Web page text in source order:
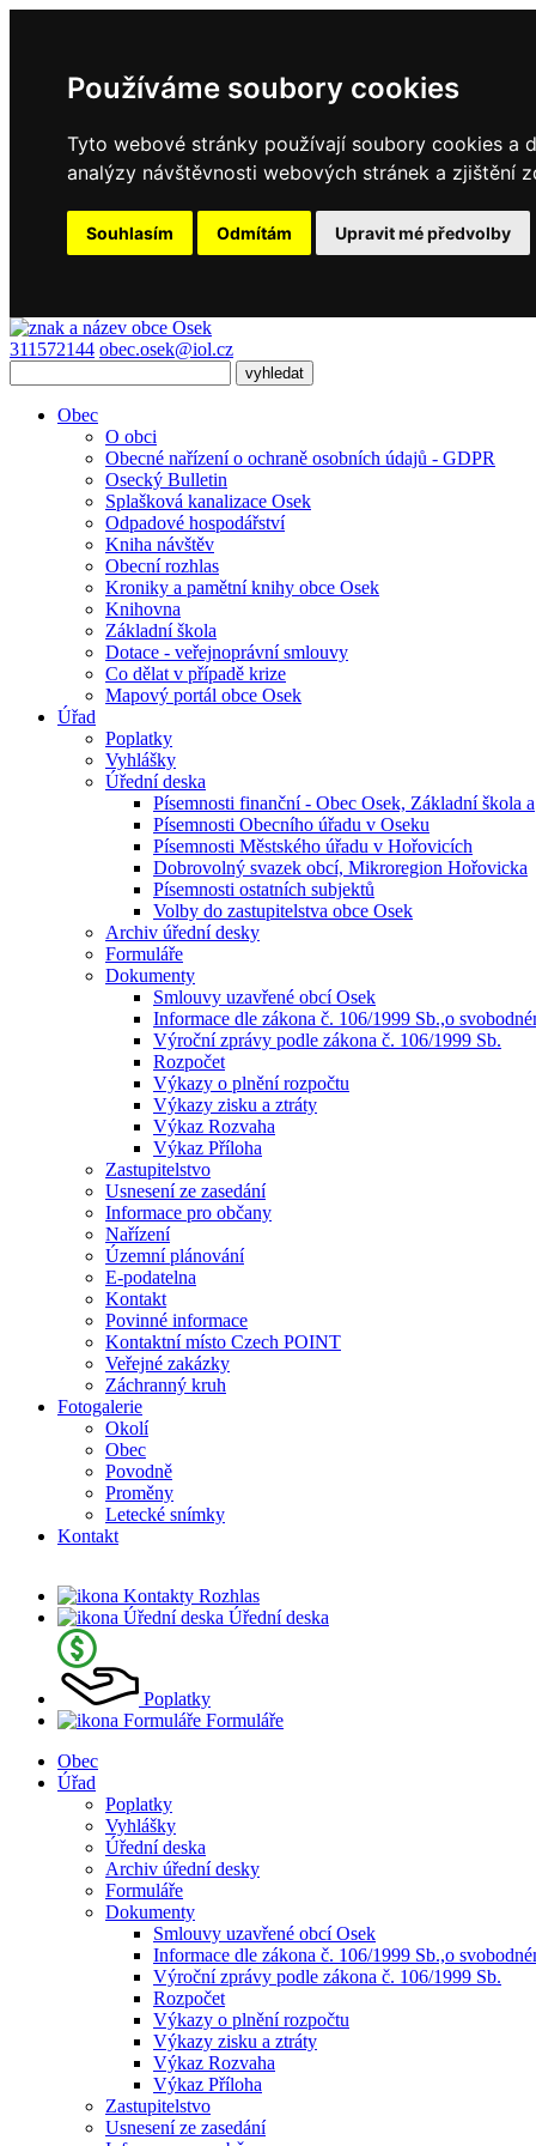
Používáme soubory cookies
Tyto webové stránky používají soubory cookies a
analýzy návštěvnosti webových stránek a zjištění
Souhlasím Odmítám Upravit mé předvolby
311572144 obec.osek@iol.cz
Obec
O obci
Obecné nařízení o ochraně osobních údajů - GDPR
Osecký Bulletin
Splašková kanalizace Osek
Odpadové hospodářství
Kniha návštěv
Obecní rozhlas
Kroniky a pamětní knihy obce Osek
Knihovna
Základní škola
Dotace - veřejnoprávní smlouvy
Co dělat v případě krize
Mapový portál obce Osek
Úřad
Poplatky
Vyhlášky
Úřední deska
Písemnosti finanční - Obec Osek, Základní škola a
Písemnosti Obecního úřadu v Oseku
Písemnosti Městského úřadu v Hořovicích
Dobrovolný svazek obcí, Mikroregion Hořovicka
Písemnosti ostatních subjektů
Volby do zastupitelstva obce Osek
Archiv úřední desky
Formuláře
Dokumenty
Smlouvy uzavřené obcí Osek
Informace dle zákona č. 106/1999 Sb.,o
Výroční zprávy podle zákona č. 106/1999 Sb.
Rozpočet
Výkazy o plnění rozpočtu
Výkazy zisku a ztráty
Výkaz Rozvaha
Výkaz Příloha
Zastupitelstvo
Usnesení ze zasedání
Informace pro občany
Nařízení
Územní plánování
E-podatelna
Kontakt
Povinné informace
Kontaktní místo Czech POINT
Veřejné zakázky
Záchranný kruh
Fotogalerie
Okolí
Obec
Povodně
Proměny
Letecké snímky
Kontakt
Rozhlas
Úřední deska
Poplatky
Formuláře
Obec
Úřad
Poplatky
Vyhlášky
Úřední deska
Archiv úřední desky
Formuláře
Dokumenty
Smlouvy uzavřené obcí Osek
Informace dle zákona č. 106/1999 Sb.,o
Výroční zprávy podle zákona č. 106/1999 Sb.
Rozpočet
Výkazy o plnění rozpočtu
Výkazy zisku a ztráty
Výkaz Rozvaha
Výkaz Příloha
Zastupitelstvo
Usnesení ze zasedání